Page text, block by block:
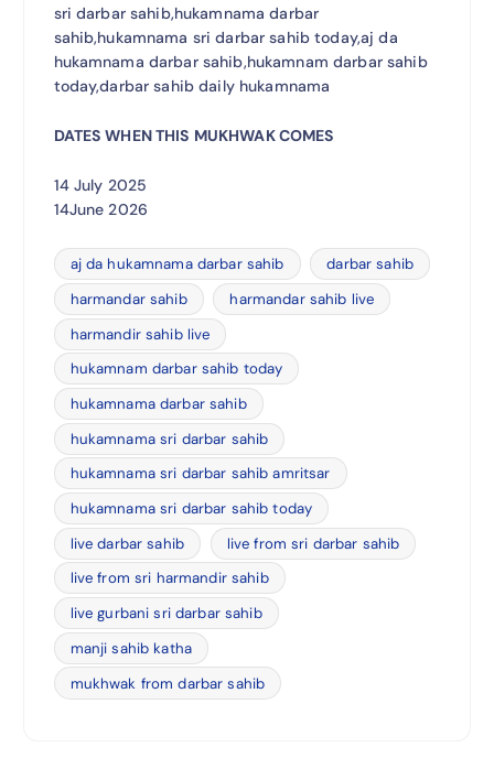
sri darbar sahib,hukamnama darbar
sahib,hukamnama sri darbar sahib today,aj da
hukamnama darbar sahib,hukamnam darbar sahib
today,darbar sahib daily hukamnama
DATES WHEN THIS MUKHWAK COMES
14 July 2025
14June 2026
aj da hukamnama darbar sahib
darbar sahib
harmandar sahib
harmandar sahib live
harmandir sahib live
hukamnam darbar sahib today
hukamnama darbar sahib
hukamnama sri darbar sahib
hukamnama sri darbar sahib amritsar
hukamnama sri darbar sahib today
live darbar sahib
live from sri darbar sahib
live from sri harmandir sahib
live gurbani sri darbar sahib
manji sahib katha
mukhwak from darbar sahib